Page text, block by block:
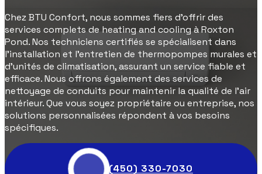
Chez BTU Confort, nous sommes fiers d'offrir des
services complets de heating and cooling à Roxton
Pond. Nos techniciens certifiés se spécialisent dans
l'installation et l'entretien de thermopompes murales et
d'unités de climatisation, assurant un service fiable et
efficace. Nous offrons également des services de
nettoyage de conduits pour maintenir la qualité de l'air
intérieur. Que vous soyez propriétaire ou entreprise, nos
solutions personnalisées répondent à vos besoins
spécifiques.
(450) 330-7030